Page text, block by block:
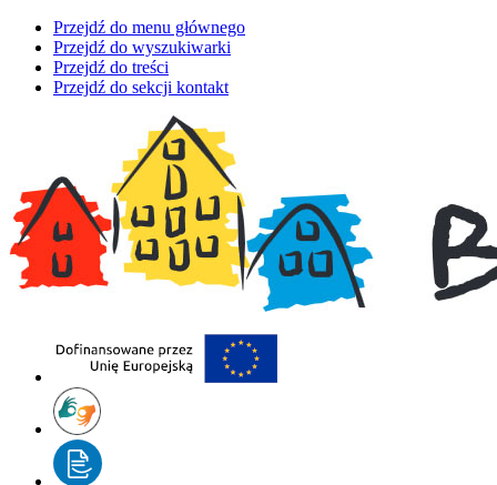
Przejdź do menu głównego
Przejdź do wyszukiwarki
Przejdź do treści
Przejdź do sekcji kontakt